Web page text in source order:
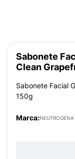
Sabonete
Clean
Sabonete Facial
150g
Marca:NEUTROGENA